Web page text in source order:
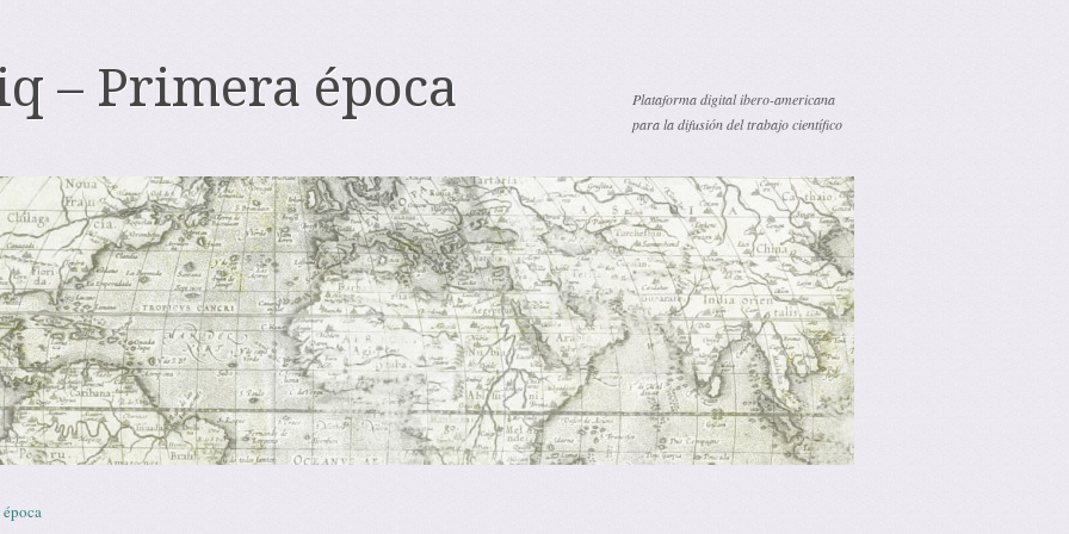
– Primera época
Plataforma digital ibero-americana
para la difusión del trabajo científico